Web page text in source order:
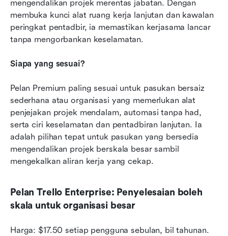
mengendalikan projek merentas jabatan. Dengan
membuka kunci alat ruang kerja lanjutan dan kawalan
peringkat pentadbir, ia memastikan kerjasama lancar
tanpa mengorbankan keselamatan.
Siapa yang sesuai?
Pelan Premium paling sesuai untuk pasukan bersaiz
sederhana atau organisasi yang memerlukan alat
penjejakan projek mendalam, automasi tanpa had,
serta ciri keselamatan dan pentadbiran lanjutan. Ia
adalah pilihan tepat untuk pasukan yang bersedia
mengendalikan projek berskala besar sambil
mengekalkan aliran kerja yang cekap.
Pelan Trello Enterprise: Penyelesaian boleh
skala untuk organisasi besar
Harga: $17.50 setiap pengguna sebulan, bil tahunan.